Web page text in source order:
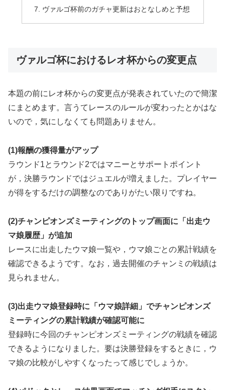
ヴァルゴ杯前のガチャ更新はおとなしめと予想
ヴァルゴ杯におけるレオ杯からの変更点
本題の前にレオ杯からの変更点が発表されていたので簡潔
にまとめます。言うてレースのルールが変わったとかはな
いので，気にしなくても問題ありません。
(1)報酬の獲得量がアップ
ラウンド1とラウンド2ではマニーとサポートポイント
が，決勝ラウンドではジュエルが増えました。プレイヤー
が得をするだけの調整なのでありがたい限りですね。
(2)チャンピオンズミーティングのトップ画面に「出走ウ
マ娘履歴」が追加
レースに出走したウマ娘一覧や，ウマ娘ごとの累計戦績を
確認できるようです。なお，過去開催のチャンミの戦績は
見られません。
(3)出走ウマ娘登録時に「ウマ娘詳細」でチャンピオンズ
ミーティングの累計戦績が確認可能に
登録時に今回のチャンピオンズミーティングの戦績を確認
できるようになりました。要は決勝登録をするときに，ウ
マ娘の比較がしやすくなったって感じでしょうか。